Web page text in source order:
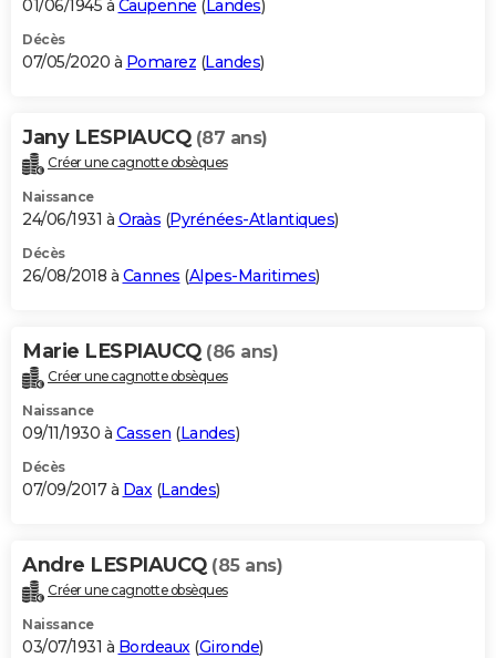
01/06/1945 à Caupenne ( Landes)
Décès
07/05/2020 à Pomarez (Landes)
Jany LESPIAUCQ (87 ans)
Créer une cagnotte obsèques
Naissance
24/06/1931 à Oraàs (Pyrénées-Atlantiques)
Décès
26/08/2018 à Cannes (Alpes-Maritimes)
Marie LESPIAUCQ (86 ans)
Créer une cagnotte obsèques
Naissance
09/11/1930 à Cassen (Landes)
Décès
07/09/2017 à Dax(Landes)
Andre LESPIAUCQ (85 ans)
Créer une cagnotte obsèques
Naissance
03/07/1931 à Bordeaux(Gironde)